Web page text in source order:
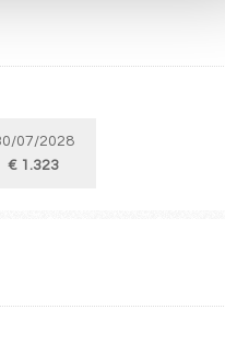
07/2028
€ 1.323